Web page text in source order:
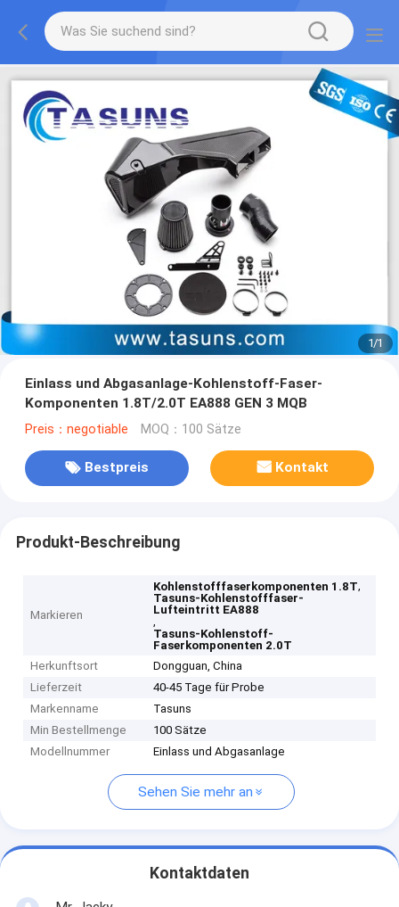
1/1
Einlass und Abgasanlage-Kohlenstoff-Faser-
Komponenten 1.8T/2.0T EA888 GEN 3 MQB
Preis：negotiable MOQ：100 Sätze
Bestpreis Kontakt
Produkt-Beschreibung
Markieren
Kohlenstofffaserkomponenten 1.8T,
Tasuns-Kohlenstofffaser-
Lufteintritt EA888
,
Tasuns-Kohlenstoff-
Faserkomponenten 2.0T
Herkunftsort
Dongguan, China
Lieferzeit
40-45 Tage für Probe
Markenname
Tasuns
Min Bestellmenge
100 Sätze
Modellnummer
Einlass und Abgasanlage
Sehen Sie mehr an
Kontaktdaten